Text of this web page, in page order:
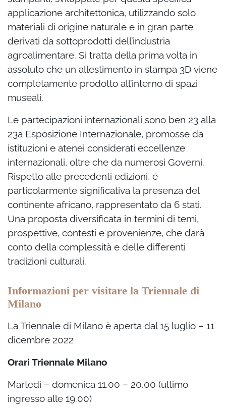
applicazione architettonica, utilizzando solo
materiali di origine naturale e in gran parte
derivati da sottoprodotti dell’industria
agroalimentare. Si tratta della prima volta in
assoluto che un allestimento in stampa 3D viene
completamente prodotto all’interno di spazi
museali.
Le partecipazioni internazionali sono ben 23 alla
23a Esposizione Internazionale, promosse da
istituzioni e atenei considerati eccellenze
internazionali, oltre che da numerosi Governi.
Rispetto alle precedenti edizioni, è
particolarmente significativa la presenza del
continente africano, rappresentato da 6 stati.
Una proposta diversificata in termini di temi,
prospettive, contesti e provenienze, che darà
conto della complessità e delle differenti
tradizioni culturali.
Informazioni per visitare la Triennale di
Milano
La Triennale di Milano è aperta dal15 luglio – 11
dicembre 2022
Orari Triennale Milano
Martedì – domenica 11.00 – 20.00 (ultimo
ingresso alle 19.00)